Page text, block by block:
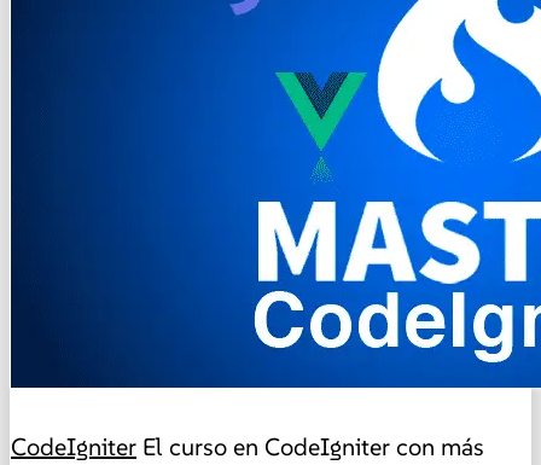
CodeIgniter El curso en CodeIgniter con más